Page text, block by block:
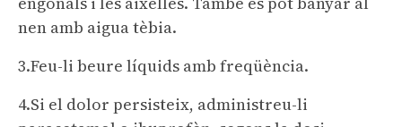
nen amb aigua tèbia.
3.Feu-li beure líquids amb freqüència.
4.Si el dolor persisteix, administreu-li